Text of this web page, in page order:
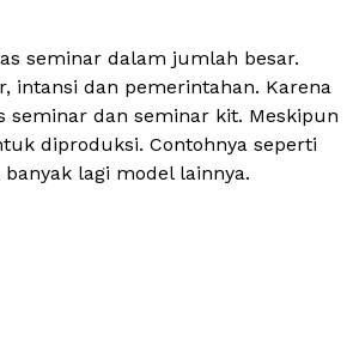
seminar dalam jumlah besar.
intansi dan pemerintahan. Karena
dan seminar kit. Meskipun
diproduksi. Contohnya seperti
lagi model lainnya.